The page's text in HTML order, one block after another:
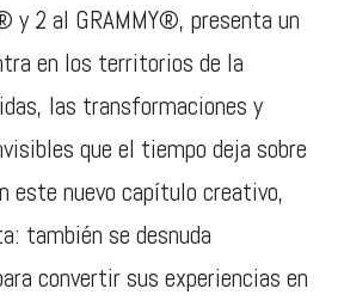
y 2 al GRAMMY®, presenta un
en los territorios de la
las transformaciones y
que el tiempo deja sobre
este nuevo capítulo creativo,
también se desnuda
convertir sus experiencias en